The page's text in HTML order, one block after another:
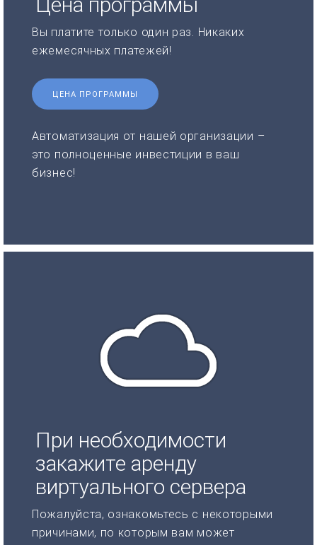
Вы платите только один раз. Никаких
ежемесячных платежей!
ЦЕНА ПРОГРАММЫ
Автоматизация от нашей организации –
это полноценные инвестиции в ваш
бизнес!
При необходимости
закажите аренду
виртуального сервера
Пожалуйста, ознакомьтесь с некоторыми
причинами, по которым вам может